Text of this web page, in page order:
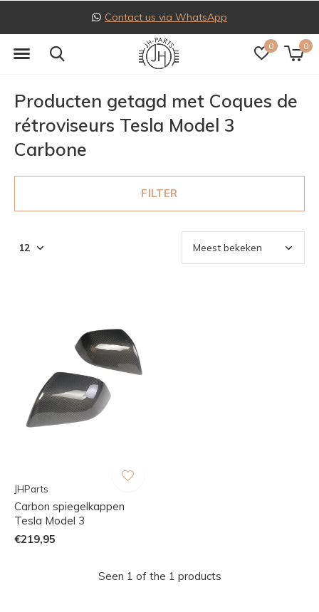
0 0
Contact us via WhatsApp
Producten getagd met Coques de
rétroviseurs Tesla Model 3
Carbone
FILTER
JHParts
Carbon spiegelkappen
Tesla Model 3
€219,95
Seen 1 of the 1 products